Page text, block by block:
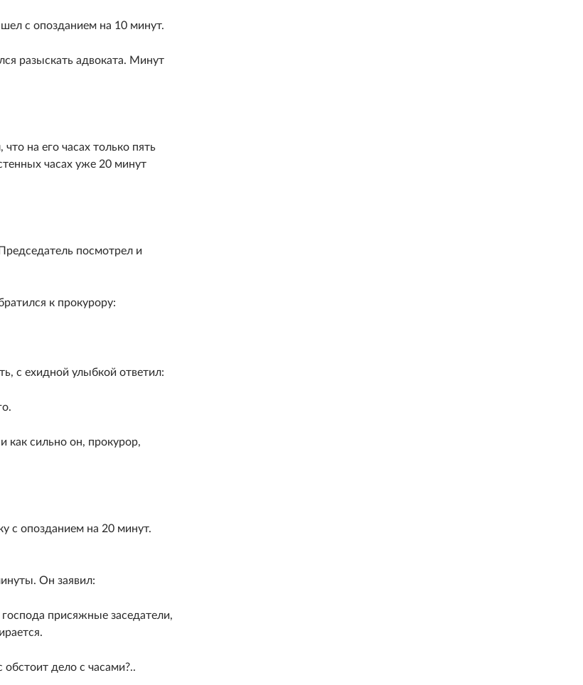
с опозданием на 10 минут.
разыскать адвоката. Минут
на его часах только пять
часах уже 20 минут
посмотрел и
к прокурору:
с ехидной улыбкой ответил:
как сильно он, прокурор,
с опозданием на 20 минут.
Он заявил:
присяжные заседатели,
дело с часами?..